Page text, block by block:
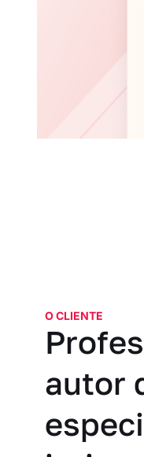
O CLIENTE
autor